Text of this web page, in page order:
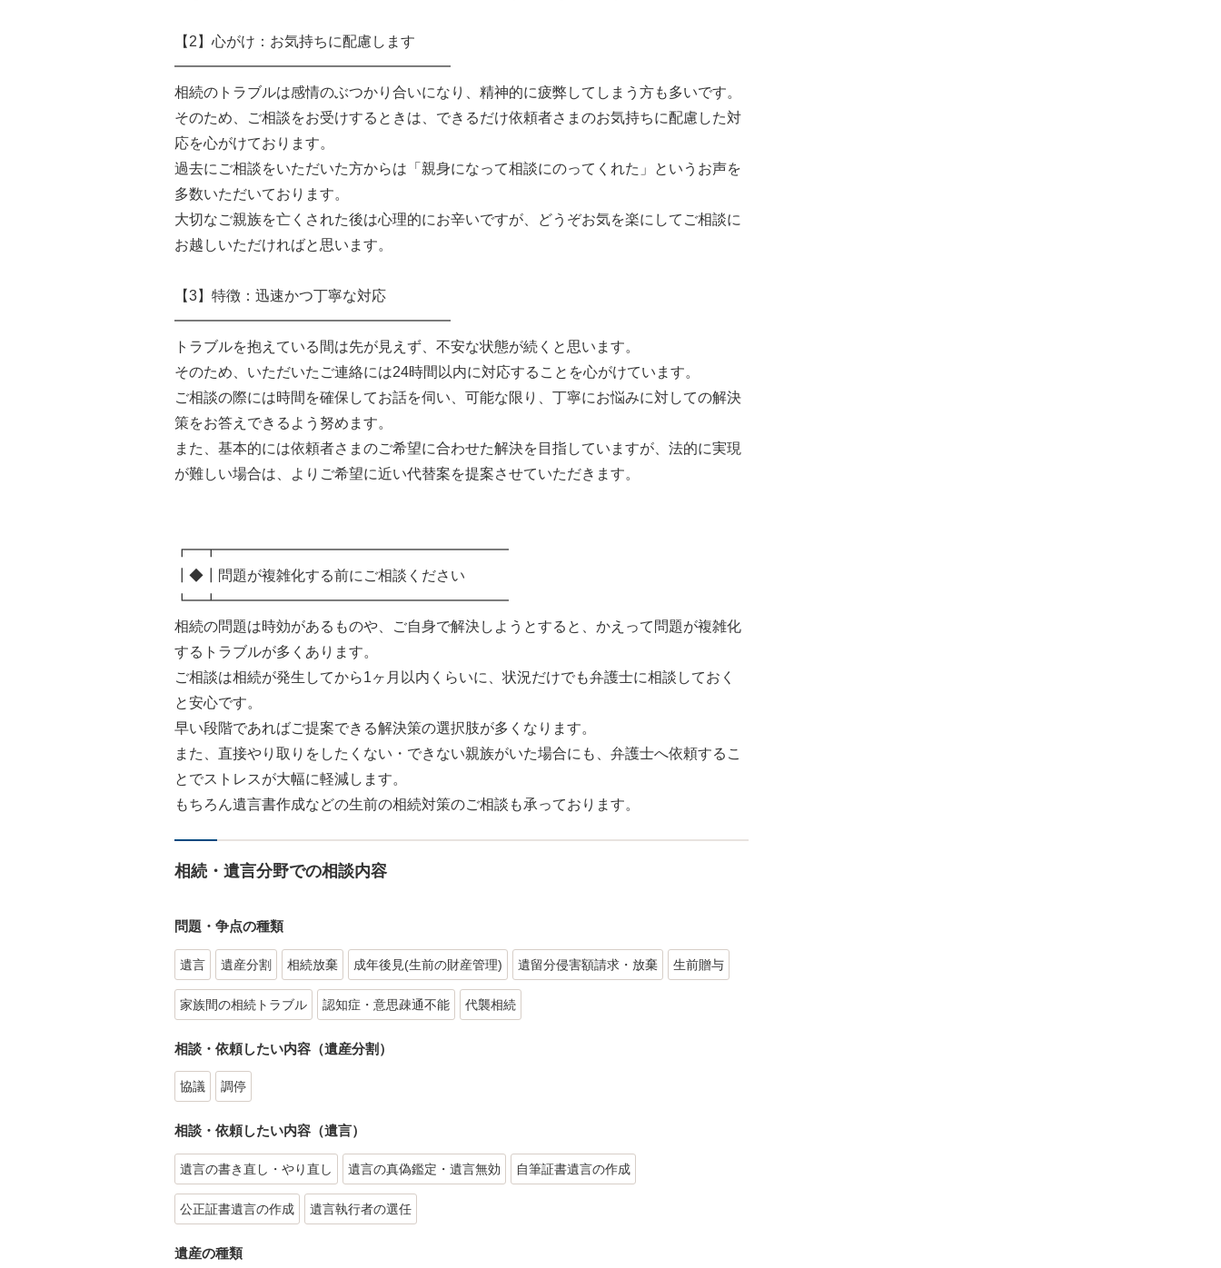
【2】心がけ：お気持ちに配慮します
━━━━━━━━━━━━━━━━━━━
相続のトラブルは感情のぶつかり合いになり、精神的に疲弊してしまう方も多いです。
そのため、ご相談をお受けするときは、できるだけ依頼者さまのお気持ちに配慮した対
応を心がけております。
過去にご相談をいただいた方からは「親身になって相談にのってくれた」というお声を
多数いただいております。
大切なご親族を亡くされた後は心理的にお辛いですが、どうぞお気を楽にしてご相談に
お越しいただければと思います。
【3】特徴：迅速かつ丁寧な対応
━━━━━━━━━━━━━━━━━━━
トラブルを抱えている間は先が見えず、不安な状態が続くと思います。
そのため、いただいたご連絡には24時間以内に対応することを心がけています。
ご相談の際には時間を確保してお話を伺い、可能な限り、丁寧にお悩みに対しての解決
策をお答えできるよう努めます。
また、基本的には依頼者さまのご希望に合わせた解決を目指していますが、法的に実現
が難しい場合は、よりご希望に近い代替案を提案させていただきます。
┏━┳━━━━━━━━━━━━━━━━━━━━
┃◆┃問題が複雑化する前にご相談ください
┗━┻━━━━━━━━━━━━━━━━━━━━
相続の問題は時効があるものや、ご自身で解決しようとすると、かえって問題が複雑化
するトラブルが多くあります。
ご相談は相続が発生してから1ヶ月以内くらいに、状況だけでも弁護士に相談しておく
と安心です。
早い段階であればご提案できる解決策の選択肢が多くなります。
また、直接やり取りをしたくない・できない親族がいた場合にも、弁護士へ依頼するこ
とでストレスが大幅に軽減します。
もちろん遺言書作成などの生前の相続対策のご相談も承っております。
相続・遺言分野での相談内容
問題・争点の種類
遺言 遺産分割 相続放棄 成年後見(生前の財産管理) 遺留分侵害額請求・放棄 生前贈与
家族間の相続トラブル 認知症・意思疎通不能 代襲相続
相談・依頼したい内容（遺産分割）
協議 調停
相談・依頼したい内容（遺言）
遺言の書き直し・やり直し 遺言の真偽鑑定・遺言無効 自筆証書遺言の作成
公正証書遺言の作成 遺言執行者の選任
遺産の種類